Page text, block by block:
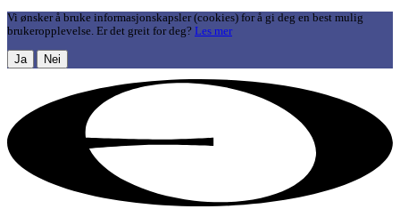
Vi ønsker å bruke informasjonskapsler (cookies) for å gi deg en best mulig
brukeropplevelse. Er det greit for deg? Les mer
Ja Nei